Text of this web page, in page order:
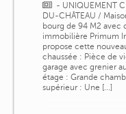
- UNIQUEMENT
DU-CHÂTEAU /
bourg de 94 M2 avec
immobilière Primum
propose cette
chaussée : Pièce de
garage avec grenier
étage : Grande
supérieur : Une [...]